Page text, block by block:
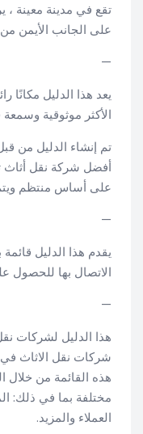
تقع في مدينة معينة
على الجانب الأيمن
—
يعد هذا الدليل مكانًا
الأكثر موثوقية
تم إنشاء الدليل من
أفضل شركة نقل أثاث
على أساس منتظم
—
يقدم هذا الدليل
الاتصال بها للحصول
—
هذا الدليل لشركات
شركات نقل الاثاث في
هذه القائمة من خلال
مختلفة بما في ذلك:
العملاء والمزيد.